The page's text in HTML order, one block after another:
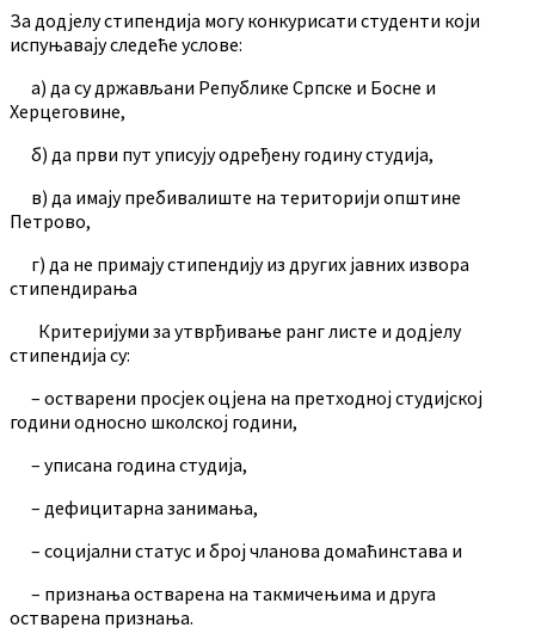
За додјелу стипендија могу конкурисати студенти који
испуњавају следеће услове:
а) да су држављани Републике Српске и Босне и
Херцеговине,
б) да први пут уписују одређену годину студија,
в) да имају пребивалиште на територији општине
Петрово,
г) да не примају стипендију из других јавних извора
стипендирања
Критеријуми за утврђивање ранг листе и додјелу
стипендија су:
– остварени просјек оцјена на претходној студијској
години односно школској години,
– уписана година студија,
– дефицитарна занимања,
– социјални статус и број чланова домаћинстава и
– признања остварена на такмичењима и друга
остварена признања.